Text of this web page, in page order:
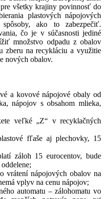
všetky krajiny povinnosť do
plastových nápojových
ako to zabezpečiť.
čo je v súčasnosti jediné
množstvo odpadu z obalov
zberu na recykláciu a využitie
nových obalov.
a kovové nápojové obaly od
nápojov s obsahom mlieka,
veľké „Z“ v recyklačných
fľaše aj plechovky, 15
záloh 15 eurocentov, bude
vrátení nápojových obalov na
vplyv na cenu nápojov;
automatu – zálohomatu vo